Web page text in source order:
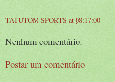
TATUTOM SPORTS at 08:17:00
Nenhum comentário:
Postar um comentário